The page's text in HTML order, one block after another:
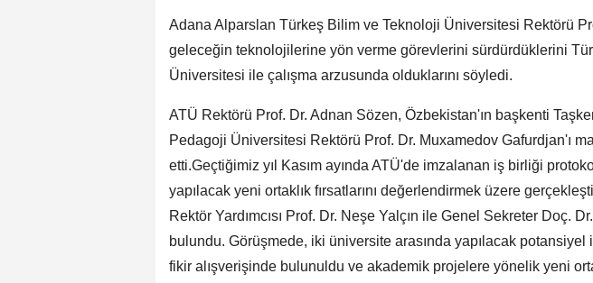
Adana Alparslan Türkeş Bilim ve Teknoloji Üniversitesi Rektörü
geleceğin teknolojilerine yön verme görevlerini sürdürdüklerini
Üniversitesi ile çalışma arzusunda olduklarını söyledi.
ATÜ Rektörü Prof. Dr. Adnan Sözen, Özbekistan'ın başkenti
Pedagoji Üniversitesi Rektörü Prof. Dr. Muxamedov Gafurdjan'ı
etti.Geçtiğimiz yıl Kasım ayında ATÜ'de imzalanan iş birliği
yapılacak yeni ortaklık fırsatlarını değerlendirmek üzere
Rektör Yardımcısı Prof. Dr. Neşe Yalçın ile Genel Sekreter Doç.
bulundu. Görüşmede, iki üniversite arasında yapılacak potansiyel
fikir alışverişinde bulunuldu ve akademik projelere yönelik yeni